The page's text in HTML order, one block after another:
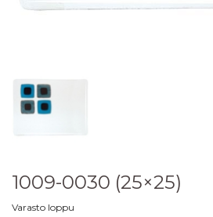
1009-0030 (25×25)
Varasto loppu